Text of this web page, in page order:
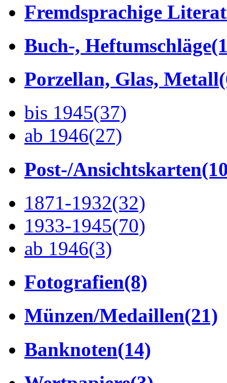
Fremdsprachige
Buch-, Heftumschläge
Porzellan, Glas, Metall
bis 1945(37)
ab 1946(27)
Post-/Ansichtskarten
1871-1932(32)
1933-1945(70)
ab 1946(3)
Fotografien(8)
Münzen/Medaillen(21)
Banknoten(14)